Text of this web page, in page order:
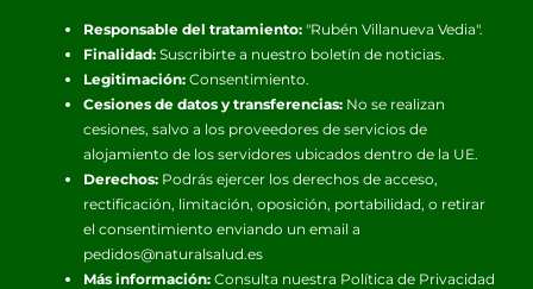
Responsable del tratamiento:"Rubén Villanueva Vedia".
Finalidad:Suscribirte a nuestro boletín de noticias.
Legitimación:Consentimiento.
Cesiones de datos y transferencias:No se realizan
cesiones, salvo a los proveedores de servicios de
alojamiento de los servidores ubicados dentro de la UE.
Derechos:Podrás ejercer los derechos de acceso,
rectificación, limitación, oposición, portabilidad, o retirar
el consentimiento enviando un email a
pedidos@naturalsalud.es
Más información:Consulta nuestra Política de Privacidad